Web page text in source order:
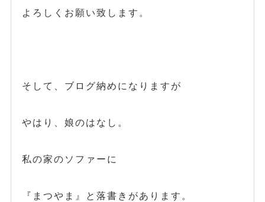
よろしくお願い致します。
そして、ブログ納めになりますが
やはり、娘のはなし。
私の家のソファーに
『まつやま』と落書きがあります。